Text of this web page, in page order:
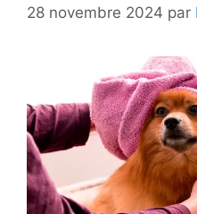
28 novembre 2024 par